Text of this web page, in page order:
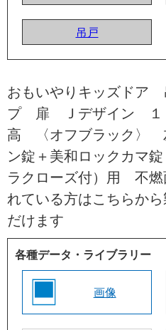
吊戸
おもいやりキッズドア
プ 扉 Ｊデザイン １
高 〈オフブラック〉
ン錠＋美和ロックカマ
ラクローズ付）用 不燃
れている方はこちらか
だけます
各種データ・ライブラリー
画像